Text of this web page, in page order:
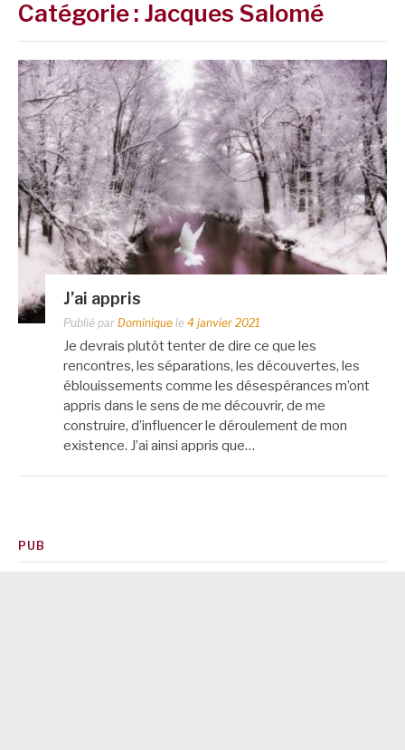
Catégorie : Jacques Salomé
J’ai appris
Publié par Dominique le 4 janvier 2021
Je devrais plutôt tenter de dire ce que les
rencontres, les séparations, les découvertes, les
éblouissements comme les désespérances m’ont
appris dans le sens de me découvrir, de me
construire, d’influencer le déroulement de mon
existence. J’ai ainsi appris que…
PUB